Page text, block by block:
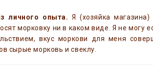
личного опыта. Я (хозяйка
морковку ни в каком виде. Я не могу
вкус моркови для меня
сырые морковь и свеклу.